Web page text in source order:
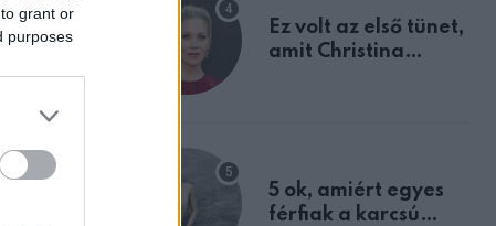
grant or
purposes
Ez volt az első tünet,
amit Christina
5 ok, amiért egyes
férfiak a karcsú